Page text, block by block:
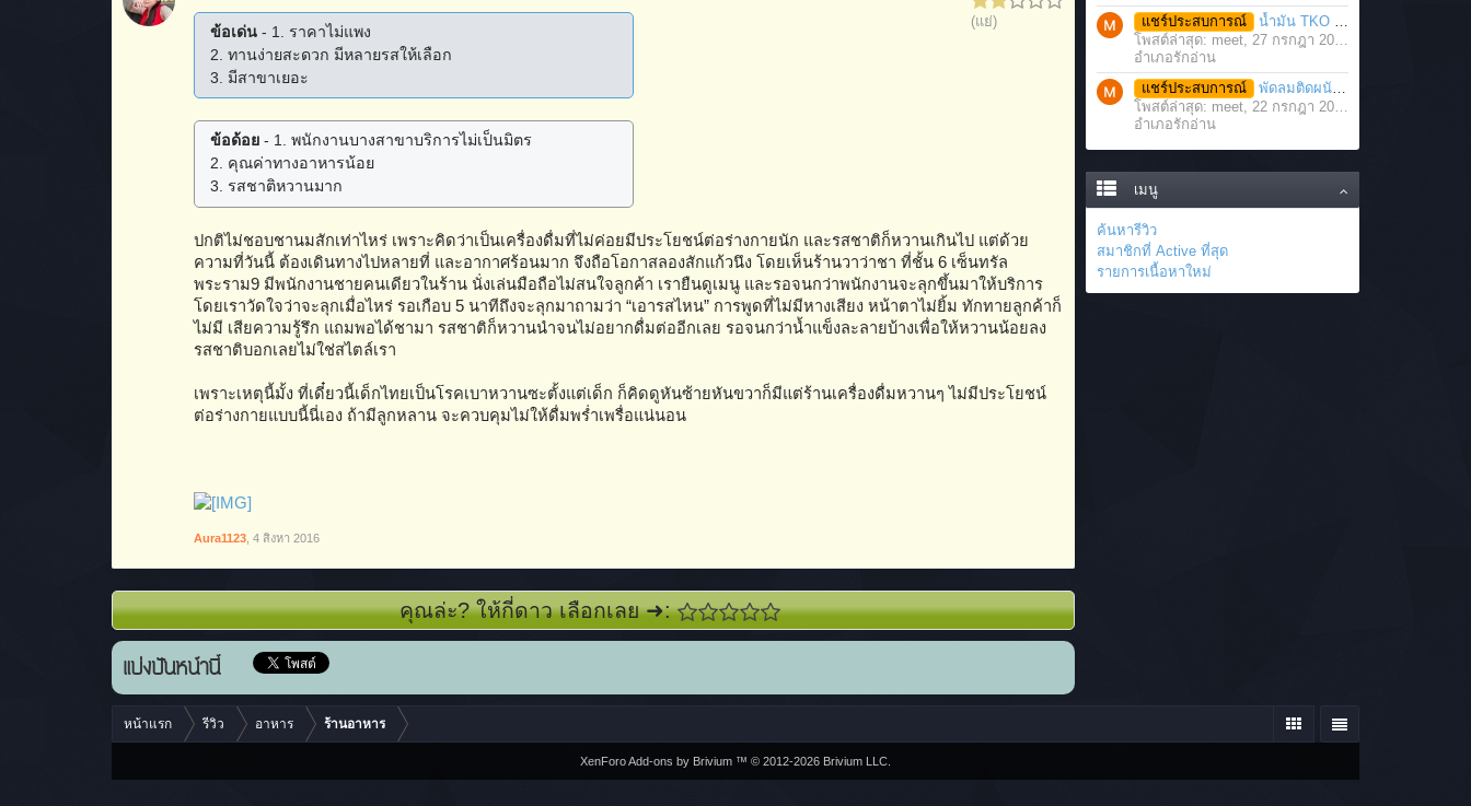
(แย่)
ข้อเด่น - 1. ราคาไม่แพง
2. ทานง่ายสะดวก มีหลายรสให้เลือก
3. มีสาขาเยอะ
ข้อด้อย - 1. พนักงานบางสาขาบริการไม่เป็นมิตร
2. คุณค่าทางอาหารน้อย
3. รสชาติหวานมาก
ปกติไม่ชอบชานมสักเท่าไหร่ เพราะคิดว่าเป็นเครื่องดื่มที่ไม่ค่อยมีประโยชน์ต่อร่างกายนัก และรสชาติก็หวานเกินไป แต่ด้วย
ความที่วันนี้ ต้องเดินทางไปหลายที่ และอากาศร้อนมาก จึงถือโอกาสลองสักแก้วนึง โดยเห็นร้านวาว่าชา ที่ชั้น 6 เซ็นทรัล
พระราม9 มีพนักงานชายคนเดียวในร้าน นั่งเล่นมือถือไม่สนใจลูกค้า เรายืนดูเมนู และรอจนกว่าพนักงานจะลุกขึ้นมาให้บริการ
โดยเราวัดใจว่าจะลุกเมื่อไหร่ รอเกือบ 5 นาทีถึงจะลุกมาถามว่า “เอารสไหน” การพูดที่ไม่มีหางเสียง หน้าตาไม่ยิ้ม ทักทายลูกค้าก็
ไม่มี เสียความรู้รึก แถมพอได้ชามา รสชาติก็หวานนำจนไม่อยากดื่มต่ออีกเลย รอจนกว่าน้ำแข็งละลายบ้างเพื่อให้หวานน้อยลง
รสชาติบอกเลยไม่ใช่สไตล์เรา
เพราะเหตุนี้มั้ง ที่เดี๋ยวนี้เด็กไทยเป็นโรคเบาหวานซะตั้งแต่เด็ก ก็คิดดูหันซ้ายหันขวาก็มีแต่ร้านเครื่องดื่มหวานๆ ไม่มีประโยชน์
ต่อร่างกายแบบนี้นี่เอง ถ้ามีลูกหลาน จะควบคุมไม่ให้ดื่มพร่ำเพรื่อแน่นอน
Aura1123 4 สิงหา 2016
คุณล่ะ? ให้กี่ดาว เลือกเลย ➜:
แบ่งปันหน้านี้
แชร์ประสบการณ์
น้ำมัน TKO คลายเส้น คลายกล้ามเนื้อ บรรเทาอาการบาดเจ็บโดยฉับพลัน
โพสต์ล่าสุด: meet, 27 กรกฎา 2021
อำเภอรักอ่าน
แชร์ประสบการณ์
พัดลมติดผนัง มอเตอร์ประสิทธิภาพสูง ติดตั้งง่าย ประหยัดพื้นที่
โพสต์ล่าสุด: meet, 22 กรกฎา 2021
อำเภอรักอ่าน
เมนู
ค้นหารีวิว
สมาชิกที่ Active ที่สุด
รายการเนื้อหาใหม่
หน้าแรก รีวิว อาหาร ร้านอาหาร
XenForo Add-ons by Brivium ™ © 2012-2026 Brivium LLC.